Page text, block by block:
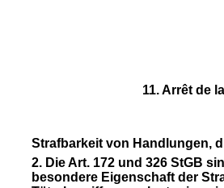
11. Arrêt de
Strafbarkeit von Handlungen,
2. Die Art. 172 und 326 StGB
besondere Eigenschaft der